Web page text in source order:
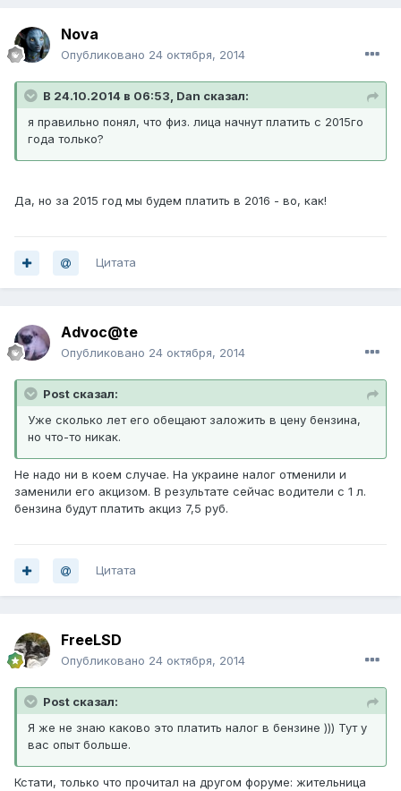
Nova
Опубликовано 24 октября, 2014
В 24.10.2014 в 06:53, Dan сказал:
я правильно понял, что физ. лица начнут платить с 2015го
года только?
Да, но за 2015 год мы будем платить в 2016 - во, как!
Цитата
Advoc@te
Опубликовано 24 октября, 2014
Post сказал:
Уже сколько лет его обещают заложить в цену бензина,
но что-то никак.
Не надо ни в коем случае. На украине налог отменили и
заменили его акцизом. В результате сейчас водители с 1 л.
бензина будут платить акциз 7,5 руб.
Цитата
FreeLSD
Опубликовано 24 октября, 2014
Post сказал:
Я же не знаю каково это платить налог в бензине ))) Тут у
вас опыт больше.
Кстати, только что прочитал на другом форуме: жительница